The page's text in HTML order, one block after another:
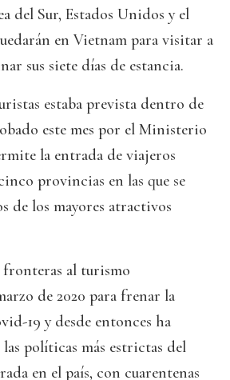
del Sur, Estados Unidos y el
en Vietnam para visitar a
sus siete días de estancia.
estaba prevista dentro de
este mes por el Ministerio
la entrada de viajeros
provincias en las que se
de los mayores atractivos
al turismo
de 2020 para frenar la
19 y desde entonces ha
políticas más estrictas del
en el país, con cuarentenas